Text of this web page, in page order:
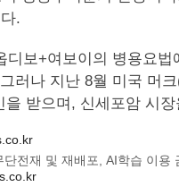
.
디보+여보이의 병용요
러나 지난 8월 미국 머
을 받으며, 신세포암 시
전재 및 재배포, AI학습 이용